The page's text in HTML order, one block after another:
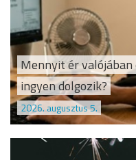
Mennyit ér valójában
ingyen dolgozik?
2026. augusztus 5.